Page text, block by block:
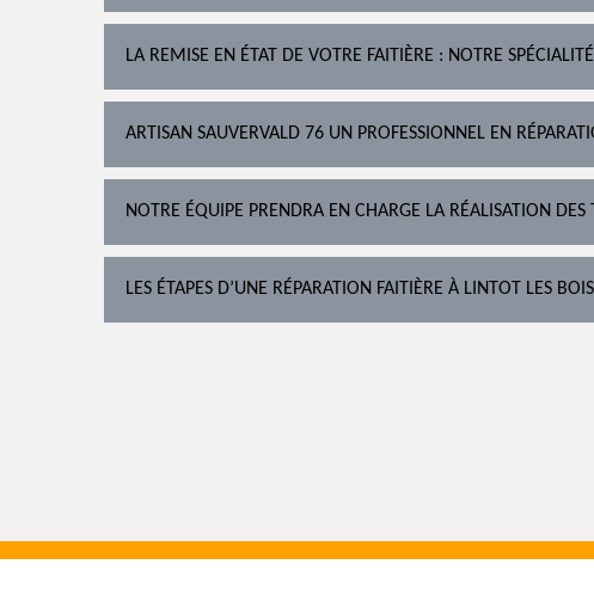
LA REMISE EN ÉTAT DE VOTRE FAITIÈRE : NOTRE SPÉCIALITÉ
ARTISAN SAUVERVALD 76 UN PROFESSIONNEL EN
NOTRE ÉQUIPE PRENDRA EN CHARGE LA RÉALISATION DES
LES ÉTAPES D’UNE RÉPARATION FAITIÈRE À LINTOT LES